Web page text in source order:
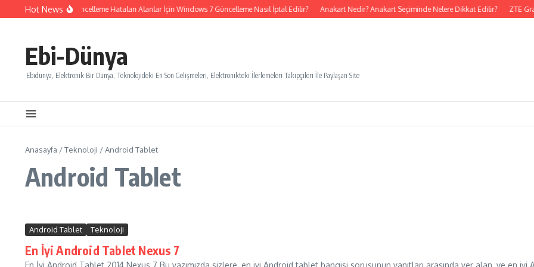
İçeriğe atlaHot News
Windows 7 Güncelleme Hataları Alanlar İçin Windows 7 Güncelleme Nasıl İptal Edilir? Anakart Nedir? Anakart Seçiminde Nelere Dikkat Edilir? ZTE
Ebi-Dünya
Ebidünya, Elektronik Bir Dünya, Teknolojideki En Son Gelişmeleri, Elektronikteki İlerlemeleri Takipçileri İle Paylaşan Site
Anasayfa /Teknoloji /Android Tablet
Android Tablet
Android Tablet Teknoloji
En İyi Android Tablet Nexus 7
En İyi Android Tablet 2014 Nexus 7 Bu yazımızda sizlere, en iyi Android tablet hangisi sorusunun yanıtları arasında yer alan, ve en